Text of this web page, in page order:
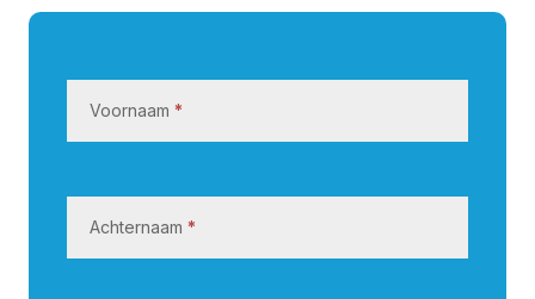
c
n
Voornaam *
Achternaam *